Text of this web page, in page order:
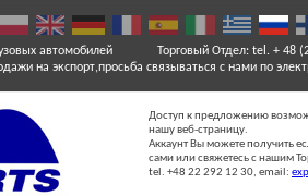
автомобилей
на экспорт,просьба связываться с нами по
Торговый Отдел: tel. + 48
Доступ к предложению
нашу веб-страницу.
Аккаунт Вы можете получить
сами или свяжетесь с нашим
tel. +48 22 292 12 30, email: